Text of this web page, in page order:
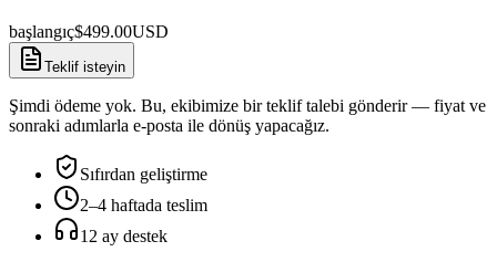
başlangıç$499.00USD
Teklif isteyin
Şimdi ödeme yok. Bu, ekibimize bir teklif talebi gönderir — fiyat ve
sonraki adımlarla e-posta ile dönüş yapacağız.
Sıfırdan geliştirme
2–4 haftada teslim
12 ay destek